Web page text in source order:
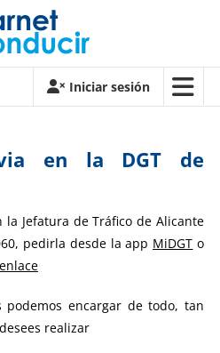
Iniciar sesión
en la DGT de
Jefatura de Tráfico de Alicante
pedirla desde la app MiDGT o
enlace
podemos encargar de todo, tan
realizar